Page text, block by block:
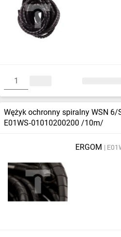
Wężyk ochronny spiralny WSN 6/
E01WS‑01010200200 /10m/
ERGOM